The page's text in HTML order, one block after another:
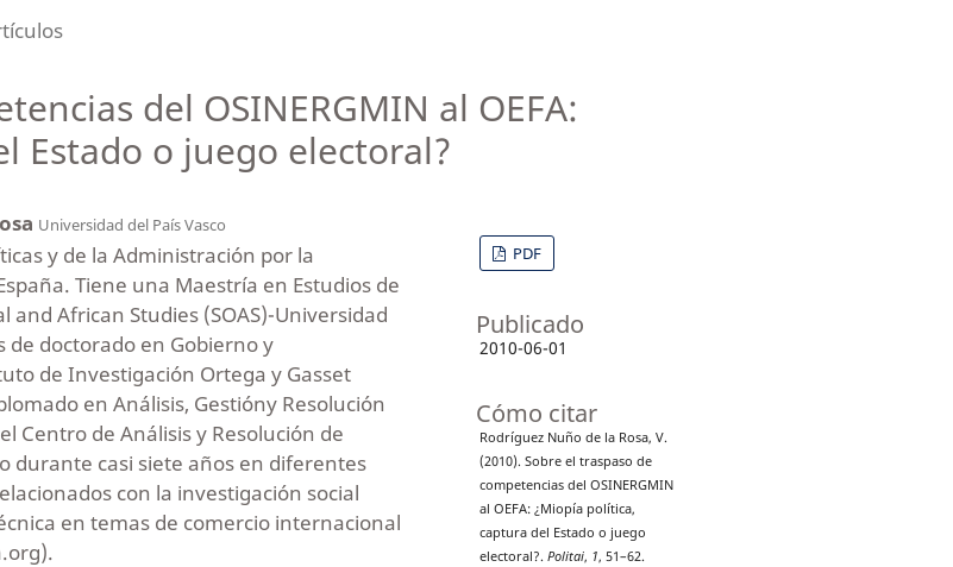
del OSINERGMIN al OEFA:
Estado o juego electoral?
Universidad del País Vasco
y de la Administración por la
Tiene una Maestría en Estudios de
and African Studies (SOAS)-Universidad
de doctorado en Gobierno y
de Investigación Ortega y Gasset
en Análisis, Gestióny Resolución
Centro de Análisis y Resolución de
durante casi siete años en diferentes
con la investigación social
en temas de comercio internacional
PDF
Publicado
2010-06-01
Cómo citar
Rodríguez Nuño de la Rosa, V.
(2010). Sobre el traspaso de
competencias del OSINERGMIN
al OEFA: ¿Miopía política,
captura del Estado o juego
electoral?. Politai, 1, 51–62.